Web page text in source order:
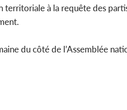
territoriale à la requête des
du côté de l’Assemblée